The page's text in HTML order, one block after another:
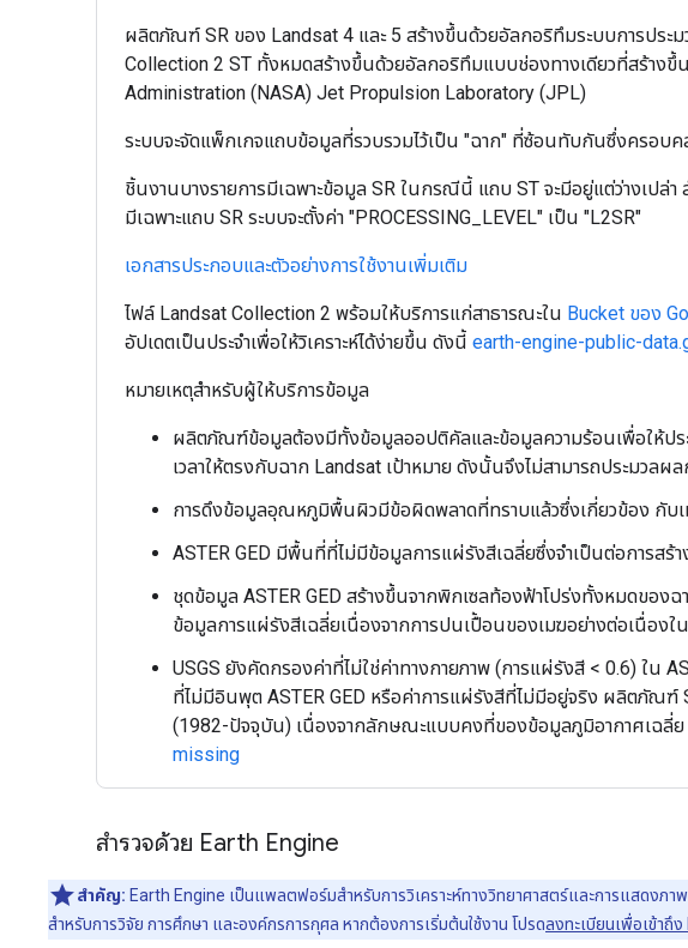
ผลิตภัณฑ์ SR ของ Landsat 4 และ 5 สร้างขึ้นด้วยอัลกอริทึมระบบการปร
Collection 2 ST ทั้งหมดสร้างขึ้นด้วยอัลกอริทึมแบบช่องทางเดียวที่สร้าง
Administration (NASA) Jet Propulsion Laboratory (JPL)
ระบบจะจัดแพ็กเกจแถบข้อมูลที่รวบรวมไว้เป็น "ฉาก" ที่ซ้อนทับกันซึ่งครอ
ชิ้นงานบางรายการมีเฉพาะข้อมูล SR ในกรณีนี้ แถบ ST จะมีอยู่แต่ว่างเปล่
มีเฉพาะแถบ SR ระบบจะตั้งค่า "PROCESSING_LEVEL" เป็น "L2SR"
เอกสารประกอบและตัวอย่างการใช้งานเพิ่มเติม
ไฟล์ Landsat Collection 2 พร้อมให้บริการแก่สาธารณะใน Bucket ของ
อัปเดตเป็นประจำเพื่อให้วิเคราะห์ได้ง่ายขึ้น ดังนี้ earth-engine-public-
หมายเหตุสำหรับผู้ให้บริการข้อมูล
ผลิตภัณฑ์ข้อมูลต้องมีทั้งข้อมูลออปติคัลและข้อมูลความร้อนเพื่อให้ปร
เวลาให้ตรงกับฉาก Landsat เป้าหมาย ดังนั้นจึงไม่สามารถประมวล
การดึงข้อมูลอุณหภูมิพื้นผิวมีข้อผิดพลาดที่ทราบแล้วซึ่งเกี่ยวข้อง กับเ
ASTER GED มีพื้นที่ที่ไม่มีข้อมูลการแผ่รังสีเฉลี่ยซึ่งจำเป็นต่อการส
ชุดข้อมูล ASTER GED สร้างขึ้นจากพิกเซลท้องฟ้าโปร่งทั้งหมดขอ
ข้อมูลการแผ่รังสีเฉลี่ยเนื่องจากการปนเปื้อนของเมฆอย่างต่อเนื่องใ
USGS ยังคัดกรองค่าที่ไม่ใช่ค่าทางกายภาพ (การแผ่รังสี < 0.6) ใน
ที่ไม่มีอินพุต ASTER GED หรือค่าการแผ่รังสีที่ไม่มีอยู่จริง ผลิตภัณฑ์
(1982-ปัจจุบัน) เนื่องจากลักษณะแบบคงที่ของข้อมูลภูมิอากาศเฉลี่ย
missing
สำรวจด้วย Earth Engine
สำคัญ: Earth Engine เป็นแพลตฟอร์มสําหรับการวิเคราะห์ทางวิทยาศาสตร์และการแสดงภ
สำหรับการวิจัย การศึกษา และองค์กรการกุศล หากต้องการเริ่มต้นใช้งาน โปรดลงทะเบียนเพื่อเข้าถึ